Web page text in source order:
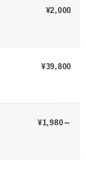
¥2,000
¥39,800
¥1,980～